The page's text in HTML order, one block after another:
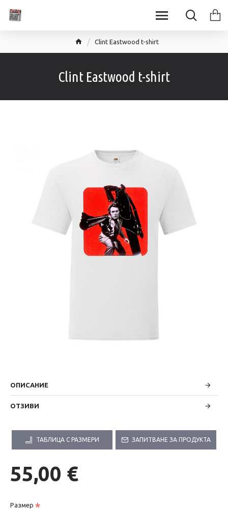
Clint Eastwood t-shirt
Clint Eastwood t-shirt
ОПИСАНИЕ
ОТЗИВИ
ТАБЛИЦА С РАЗМЕРИ ЗАПИТВАНЕ ЗА ПРОДУКТА
55,00 €
Размер